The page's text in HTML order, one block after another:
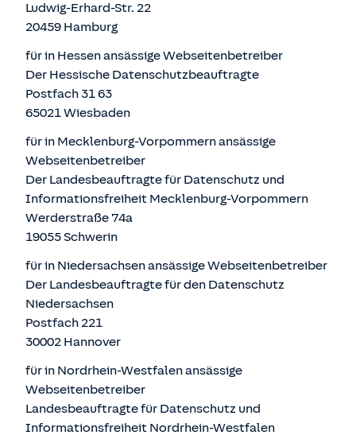
Ludwig-Erhard-Str. 22
20459 Hamburg
für in Hessen ansässige Webseitenbetreiber
Der Hessische Datenschutzbeauftragte
Postfach 31 63
65021 Wiesbaden
für in Mecklenburg-Vorpommern ansässige
Webseitenbetreiber
Der Landesbeauftragte für Datenschutz und
Informationsfreiheit Mecklenburg-Vorpommern
Werderstraße 74a
19055 Schwerin
für in Niedersachsen ansässige Webseitenbetreiber
Der Landesbeauftragte für den Datenschutz
Niedersachsen
Postfach 221
30002 Hannover
für in Nordrhein-Westfalen ansässige
Webseitenbetreiber
Landesbeauftragte für Datenschutz und
Informationsfreiheit Nordrhein-Westfalen